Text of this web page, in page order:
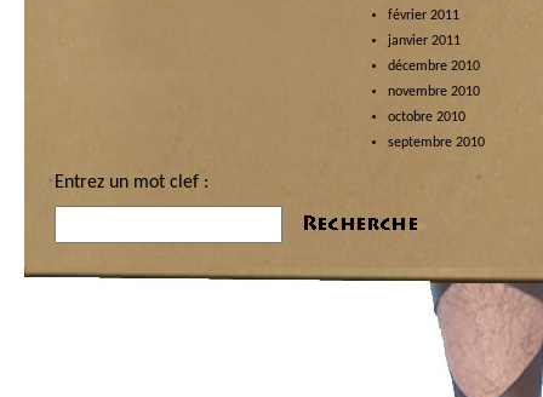
février 2011
janvier 2011
décembre 2010
novembre 2010
octobre 2010
septembre 2010
Entrez un mot clef :